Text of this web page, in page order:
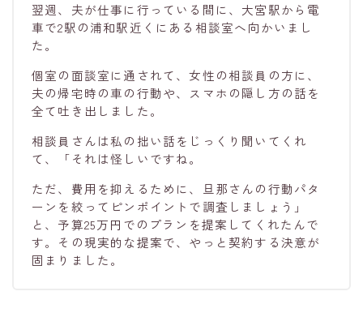
翌週、夫が仕事に行っている間に、大宮駅から電
車で2駅の浦和駅近くにある相談室へ向かいまし
た。
個室の面談室に通されて、女性の相談員の方に、
夫の帰宅時の車の行動や、スマホの隠し方の話を
全て吐き出しました。
相談員さんは私の拙い話をじっくり聞いてくれ
て、「それは怪しいですね。
ただ、費用を抑えるために、旦那さんの行動パタ
ーンを絞ってピンポイントで調査しましょう」
と、予算25万円でのプランを提案してくれたんで
す。その現実的な提案で、やっと契約する決意が
固まりました。